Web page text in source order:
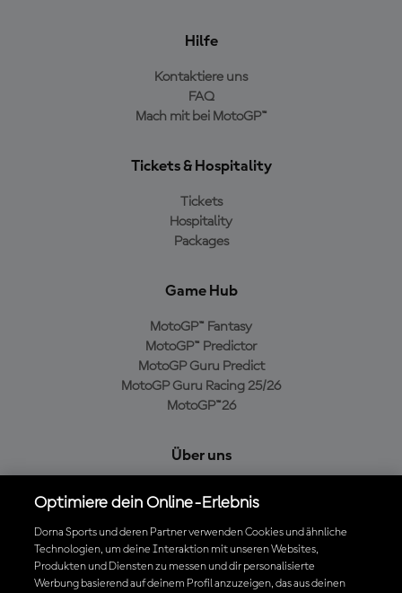
Hilfe
Kontaktiere uns
FAQ
Mach mit bei MotoGP™
Tickets & Hospitality
Tickets
Hospitality
Packages
Game Hub
MotoGP™ Fantasy
MotoGP™ Predictor
MotoGP Guru Predict
MotoGP Guru Racing 25/26
MotoGP™26
Über uns
Cookie-Richtlinien
Geschäftsbedingungen
Datenschutzrichtlinien
Kaufrichtlinie
Optimiere dein Online-Erlebnis
Dorna Sports und deren Partner verwenden Cookies und ähnliche
Technologien, um deine Interaktion mit unseren Websites,
Produkten und Diensten zu messen und dir personalisierte
Werbung basierend auf deinem Profil anzuzeigen, das aus deinen